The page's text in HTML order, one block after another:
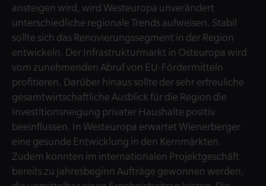
ansteigen wird, wird Westeuropa unverändert
unterschiedliche regionale Trends aufweisen. Stabil
sollte sich das Renovierungssegment in der Region
entwickeln. Der Infrastrukturmarkt in Osteuropa wird
vom zunehmenden Abruf von EU-Fördermitteln
profitieren. Darüber hinaus sollte der sehr erfreuliche
gesamtwirtschaftliche Ausblick für die Region die
Investitionsneigung privater Haushalte positiv
beeinflussen. In Westeuropa erwartet Wienerberger
eine gesunde Entwicklung in den Kernmärkten.
Zudem konnten im internationalen Projektgeschäft
bereits zu Jahresbeginn Aufträge gewonnen werden,